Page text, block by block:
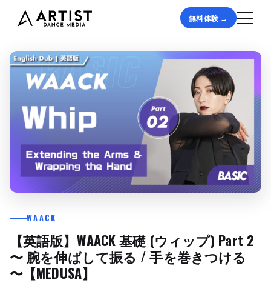
無料体験 →
WAACK
【英語版】WAACK 基礎 (ウィップ) Part 2
〜 腕を伸ばして振る / 手を巻きつける
〜【MEDUSA】